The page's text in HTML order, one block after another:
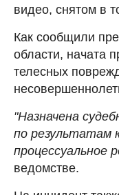
видео, снятом в
Как сообщили
области, начата
телесных
"Назначена
по результатам
процессуальное
ведомстве.